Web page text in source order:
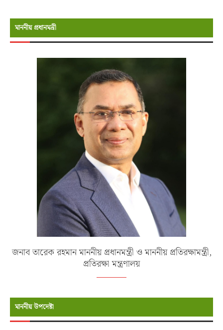
মাননীয় প্রধানমন্রী
জনাব তারেক রহমান মাননীয় প্রধানমন্ত্রী ও মাননীয় প্রতিরক্ষামন্ত্রী,
প্রতিরক্ষা মন্ত্রণালয়
মাননীয় উপদেষ্টা